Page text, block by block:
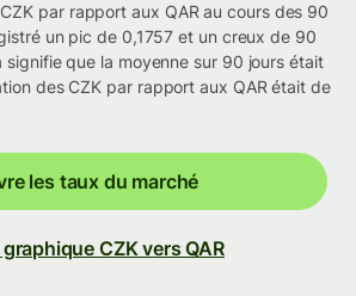
par rapport aux QAR au cours des 90
un pic de 0,1757 et un creux de 90
signifie que la moyenne sur 90 jours était
des CZK par rapport aux QAR était de
les taux du marché
CZK vers QAR